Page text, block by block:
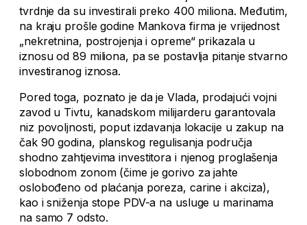
tvrdnje da su investirali preko 400 miliona. Međutim,
na kraju prošle godine Mankova firma je vrijednost
„nekretnina, postrojenja i opreme“ prikazala u
iznosu od 89 miliona, pa se postavlja pitanje stvarno
investiranog iznosa.
Pored toga, poznato je da je Vlada, prodajući vojni
zavod u Tivtu, kanadskom milijarderu garantovala
niz povoljnosti, poput izdavanja lokacije u zakup na
čak 90 godina, planskog regulisanja područja
shodno zahtjevima investitora i njenog proglašenja
slobodnom zonom (čime je gorivo za jahte
oslobođeno od plaćanja poreza, carine i akciza),
kao i sniženja stope PDV-a na usluge u marinama
na samo 7 odsto.